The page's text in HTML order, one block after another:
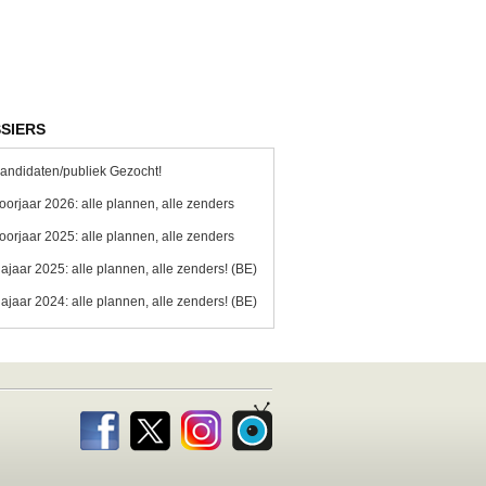
publiek Gezocht!
2026: alle plannen, alle zenders
2025: alle plannen, alle zenders
2025: alle plannen, alle zenders! (BE)
2024: alle plannen, alle zenders! (BE)